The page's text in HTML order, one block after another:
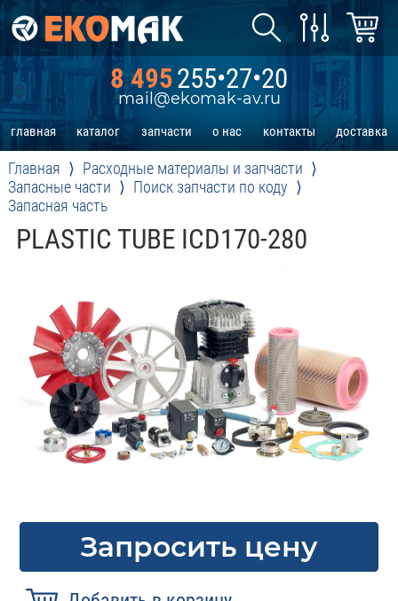
8 495255•27•20
mail@ekomak-av.ru
главная каталог запчасти о нас контакты доставка
Главная
Расходные материалы и запчасти
Запасные части
Поиск запчасти по коду
Запасная часть
PLASTIC TUBE ICD170-280
Запросить цену